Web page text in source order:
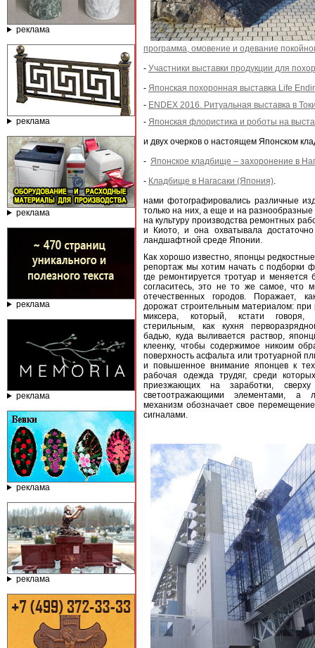
реклама
реклама
реклама
реклама
реклама
реклама
реклама
программа, омовение и одевание
- Участники выставки продукции для
- Японская похоронная выставка Life
- ENDEX 2016. Ритуальная выставка в
- Японская флористика и роботы на
и двух очерков о настоящем Японском
- Японское кладбище – захоронение в
- Кладбище в Нагасаки (Япония).
нами фотографировались различные
только на них, а еще и на
на культуру производства ремонтных
и Киото, и она охватывала
ландшафтной среде Японии.
Как хорошо известно, японцы
репортаж мы хотим начать с подборки
где ремонтируется тротуар и
согласитесь, это не то же самое, что
отечественных городов. Поражает,
дорожат строительным материалом: при
миксера, который, кстати говоря,
стерильным, как кухня
бадью, куда выливается раствор,
клеенку, чтобы содержимое никоим
поверхность асфальта или тротуарной
и повышенное внимание японцев к
рабочая одежда трудяг, среди
приезжающих на заработки,
светоотражающими элементами, а
механизм обозначает свое
сигналами.